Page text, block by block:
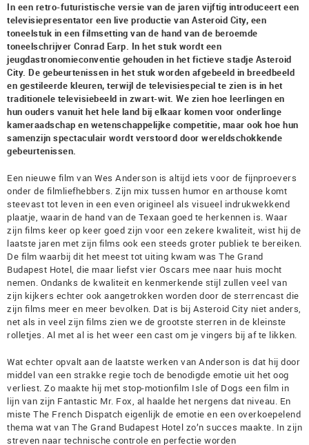
In een retro-futuristische versie van de jaren vijftig introduceert een
televisiepresentator een live productie van Asteroid City, een
toneelstuk in een filmsetting van de hand van de beroemde
toneelschrijver Conrad Earp. In het stuk wordt een
jeugdastronomieconventie gehouden in het fictieve stadje Asteroid
City. De gebeurtenissen in het stuk worden afgebeeld in breedbeeld
en gestileerde kleuren, terwijl de televisiespecial te zien is in het
traditionele televisiebeeld in zwart-wit. We zien hoe leerlingen en
hun ouders vanuit het hele land bij elkaar komen voor onderlinge
kameraadschap en wetenschappelijke competitie, maar ook hoe hun
samenzijn spectaculair wordt verstoord door wereldschokkende
gebeurtenissen.
Een nieuwe film van Wes Anderson is altijd iets voor de fijnproevers
onder de filmliefhebbers. Zijn mix tussen humor en arthouse komt
steevast tot leven in een even origineel als visueel indrukwekkend
plaatje, waarin de hand van de Texaan goed te herkennen is. Waar
zijn films keer op keer goed zijn voor een zekere kwaliteit, wist hij de
laatste jaren met zijn films ook een steeds groter publiek te bereiken.
De film waarbij dit het meest tot uiting kwam was The Grand
Budapest Hotel, die maar liefst vier Oscars mee naar huis mocht
nemen. Ondanks de kwaliteit en kenmerkende stijl zullen veel van
zijn kijkers echter ook aangetrokken worden door de sterrencast die
zijn films meer en meer bevolken. Dat is bij Asteroid City niet anders,
net als in veel zijn films zien we de grootste sterren in de kleinste
rolletjes. Al met al is het weer een cast om je vingers bij af te likken.
Wat echter opvalt aan de laatste werken van Anderson is dat hij door
middel van een strakke regie toch de benodigde emotie uit het oog
verliest. Zo maakte hij met stop-motionfilm Isle of Dogs een film in
lijn van zijn Fantastic Mr. Fox, al haalde het nergens dat niveau. En
miste The French Dispatch eigenlijk de emotie en een overkoepelend
thema wat van The Grand Budapest Hotel zo’n succes maakte. In zijn
streven naar technische controle en perfectie worden